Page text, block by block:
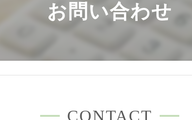
京の顧問税理士･やまざき税理士事務所の評判
お問い合わせ
CONTACT